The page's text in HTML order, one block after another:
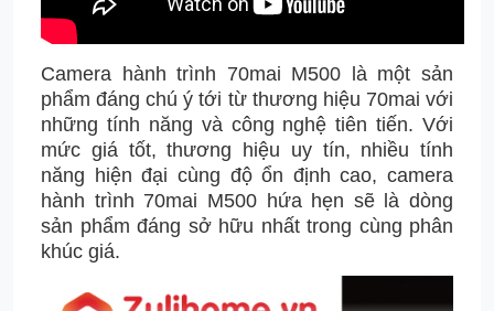
Camera hành trình 70mai M500 là một sản
phẩm đáng chú ý tới từ thương hiệu 70mai với
những tính năng và công nghệ tiên tiến. Với
mức giá tốt, thương hiệu uy tín, nhiều tính
năng hiện đại cùng độ ổn định cao, camera
hành trình 70mai M500 hứa hẹn sẽ là dòng
sản phẩm đáng sở hữu nhất trong cùng phân
khúc giá.